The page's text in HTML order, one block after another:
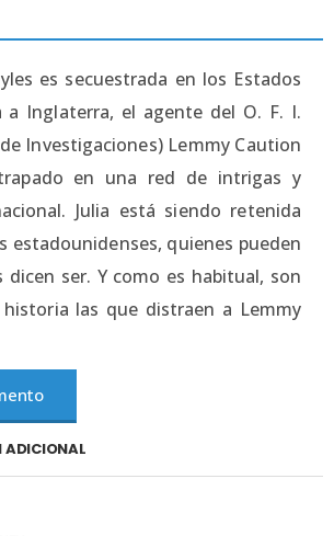
es secuestrada en los Estados
a Inglaterra, el agente del O. F. I.
Investigaciones) Lemmy Caution
en una red de intrigas y
Julia está siendo retenida
estadounidenses, quienes pueden
dicen ser. Y como es habitual, son
las que distraen a Lemmy
ADICIONAL